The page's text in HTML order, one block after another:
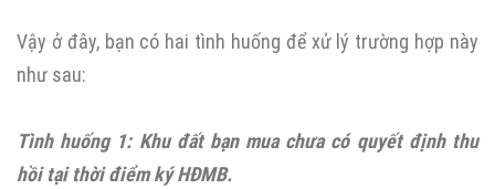
Vậy ở đây, bạn có hai tình huống để xử lý trường hợp này
như sau:
Tình huống 1: Khu đất bạn mua chưa có quyết định thu
hồi tại thời điểm ký HĐMB.